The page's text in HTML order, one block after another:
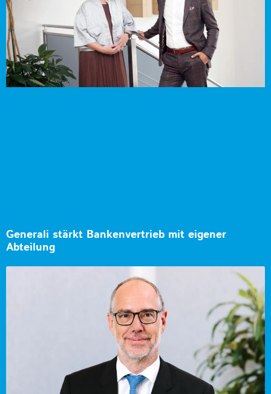
Generali stärkt Bankenvertrieb mit eigener
Abteilung